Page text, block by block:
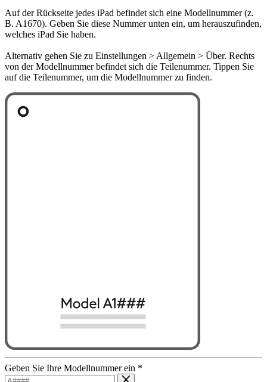
Auf der Rückseite jedes iPad befindet sich eine Modellnummer (z.
B. A1670). Geben Sie diese Nummer unten ein, um herauszufinden,
welches iPad Sie haben.
Alternativ gehen Sie zu Einstellungen > Allgemein > Über. Rechts
von der Modellnummer befindet sich die Teilenummer. Tippen Sie
auf die Teilenummer, um die Modellnummer zu finden.
Geben Sie Ihre Modellnummer ein *